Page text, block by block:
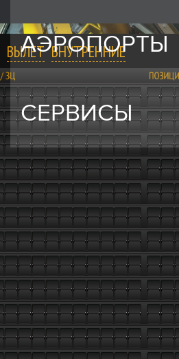
АЭРОПОРТЫ
СЕРВИСЫ
ВЫЛЕТ ВНУТРЕННИЕ